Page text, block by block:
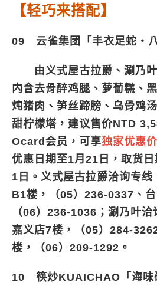
【轻巧来搭配】
09 云雀集团「丰衣足蛇・八
由义式屋古拉爵、涮乃叶
内含去骨醉鸡腿、萝蔔糕、
炖猪肉、笋丝蹄膀、乌骨鸡
甜柠檬塔，建议售价NTD
Ocard会员，可享独家优惠
优惠日期至1月21日，取货
1日。义式屋古拉爵洽询专线
B1楼，（05）236-0337、台
（06）236-1036；涮乃叶
嘉义店7楼，（05）284-
楼，（06）209-1292。
10 筷炒KUAICHAO「海味